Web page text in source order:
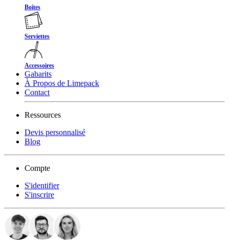
Boîtes
Serviettes
Accessoires
Gabarits
À Propos de Limepack
Contact
Ressources
Devis personnalisé
Blog
Compte
S'identifier
S'inscrire